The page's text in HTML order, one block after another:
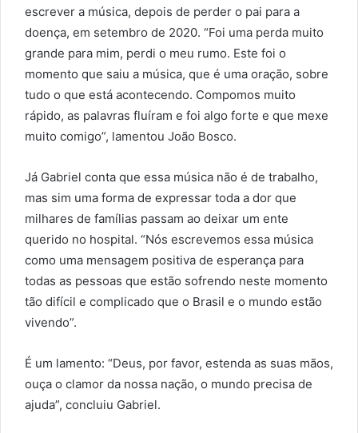
escrever a música, depois de perder o pai para a
doença, em setembro de 2020. “Foi uma perda muito
grande para mim, perdi o meu rumo. Este foi o
momento que saiu a música, que é uma oração, sobre
tudo o que está acontecendo. Compomos muito
rápido, as palavras fluíram e foi algo forte e que mexe
muito comigo”, lamentou João Bosco.
Já Gabriel conta que essa música não é de trabalho,
mas sim uma forma de expressar toda a dor que
milhares de famílias passam ao deixar um ente
querido no hospital. “Nós escrevemos essa música
como uma mensagem positiva de esperança para
todas as pessoas que estão sofrendo neste momento
tão difícil e complicado que o Brasil e o mundo estão
vivendo”.
É um lamento: “Deus, por favor, estenda as suas mãos,
ouça o clamor da nossa nação, o mundo precisa de
ajuda”, concluiu Gabriel.